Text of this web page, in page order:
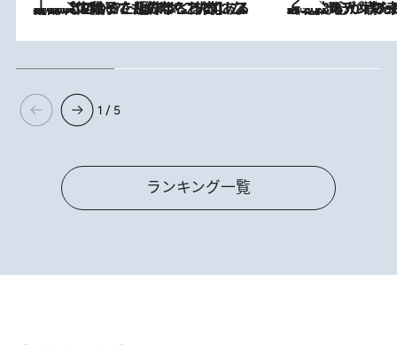
2026.8.5
【阿川佐和子さんの年とる力】なぜ70代で始めた趣味は“こんなに楽しい”のか？ ピアノ、俳句…スランプに陥っても続けられる“ある秘訣”とは 2026.8.8
《北欧の人々の幸福度が高いのは…》元デンマーク親善大使が出会った“心が満たされる暮らし”「いいかげんにヒュッゲしなさい！」
1 / 5
ランキング一覧